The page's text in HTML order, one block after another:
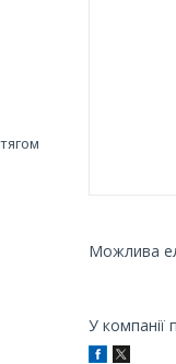
У компанії